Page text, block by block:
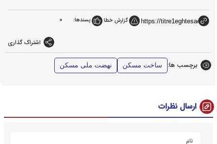
گزارش خطا پسندها: 0
اشتراک گذاری
برچسب ها: ساخت مسکن نهضت ملی مسکن
ارسال نظرات